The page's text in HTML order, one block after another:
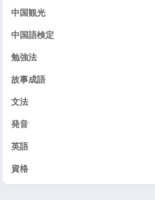
中国観光
中国語検定
勉強法
故事成語
文法
発音
英語
資格